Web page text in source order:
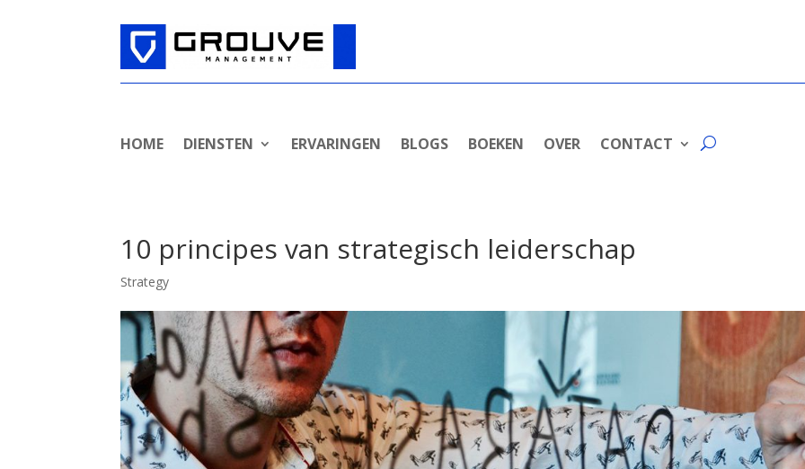
HOME DIENSTEN ERVARINGEN BLOGS BOEKEN OVER CONTACT
10 principes van strategisch leiderschap
Strategy